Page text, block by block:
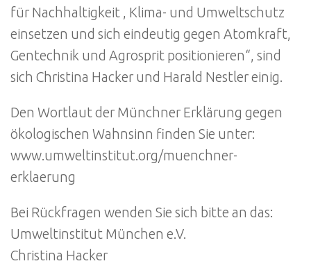
für Nachhaltigkeit , Klima- und Umweltschutz
einsetzen und sich eindeutig gegen Atomkraft,
Gentechnik und Agrosprit positionieren“, sind
sich Christina Hacker und Harald Nestler einig.
Den Wortlaut der Münchner Erklärung gegen
ökologischen Wahnsinn finden Sie unter:
www.umweltinstitut.org/muenchner-
erklaerung
Bei Rückfragen wenden Sie sich bitte an das:
Umweltinstitut München e.V.
Christina Hacker